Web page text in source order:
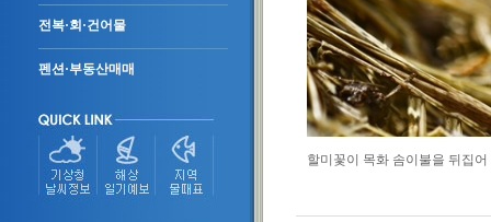
전복·회·건어물
펜션·부동산매매
할미꽃이 목화 솜이불을 뒤집